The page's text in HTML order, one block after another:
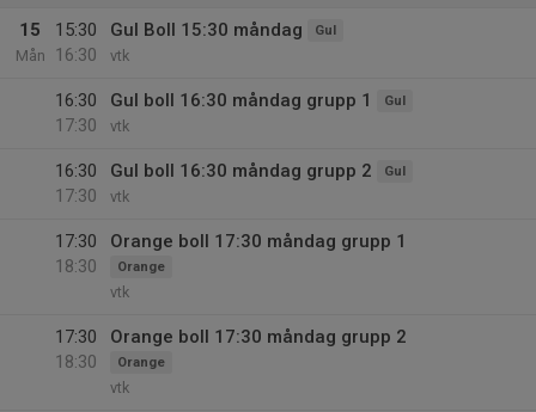
15
Mån
15:30
16:30
Gul Boll 15:30 måndag Gul
vtk
16:30
17:30
Gul boll 16:30 måndag grupp 1 Gul
vtk
16:30
17:30
Gul boll 16:30 måndag grupp 2 Gul
vtk
17:30
18:30
Orange boll 17:30 måndag grupp 1
Orange
vtk
17:30
18:30
Orange boll 17:30 måndag grupp 2
Orange
vtk